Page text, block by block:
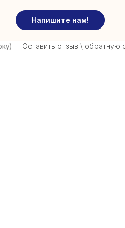
Напишите нам!
Оставить отзыв \ обратную